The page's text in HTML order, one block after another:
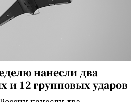
нанесли два
и 12 групповых ударов